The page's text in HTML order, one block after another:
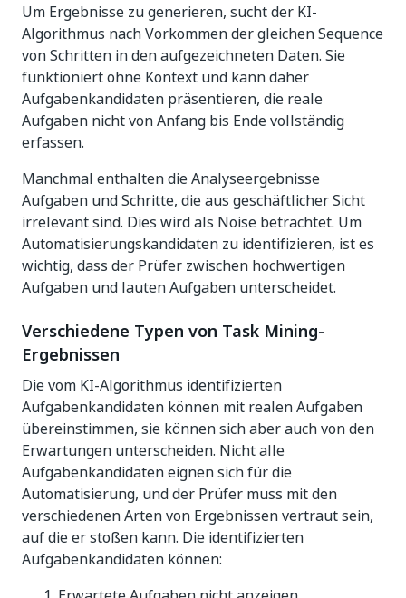
Um Ergebnisse zu generieren, sucht der KI-
Algorithmus nach Vorkommen der gleichen Sequence
von Schritten in den aufgezeichneten Daten. Sie
funktioniert ohne Kontext und kann daher
Aufgabenkandidaten präsentieren, die reale
Aufgaben nicht von Anfang bis Ende vollständig
erfassen.
Manchmal enthalten die Analyseergebnisse
Aufgaben und Schritte, die aus geschäftlicher Sicht
irrelevant sind. Dies wird als Noise betrachtet. Um
Automatisierungskandidaten zu identifizieren, ist es
wichtig, dass der Prüfer zwischen hochwertigen
Aufgaben und lauten Aufgaben unterscheidet.
Verschiedene Typen von Task Mining-
Ergebnissen
Die vom KI-Algorithmus identifizierten
Aufgabenkandidaten können mit realen Aufgaben
übereinstimmen, sie können sich aber auch von den
Erwartungen unterscheiden. Nicht alle
Aufgabenkandidaten eignen sich für die
Automatisierung, und der Prüfer muss mit den
verschiedenen Arten von Ergebnissen vertraut sein,
auf die er stoßen kann. Die identifizierten
Aufgabenkandidaten können: